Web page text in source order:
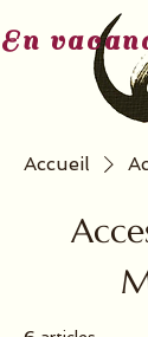
En
Accueil